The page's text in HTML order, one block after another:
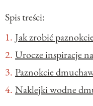
Spis treści:
Jak zrobić
Urocze inspiracje
Paznokcie
Naklejki wodne